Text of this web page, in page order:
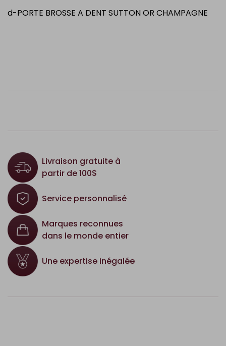
d-PORTE BROSSE A DENT SUTTON OR CHAMPAGNE
Livraison gratuite à
partir de 100$
Service personnalisé
Marques reconnues
dans le monde entier
Une expertise inégalée